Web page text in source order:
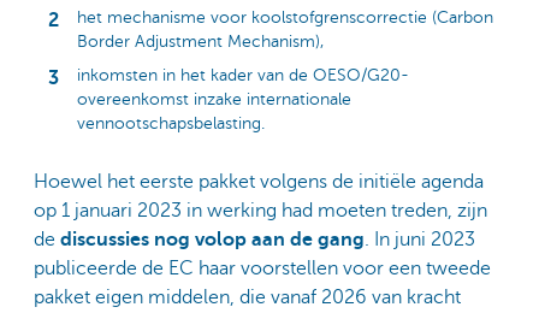
het mechanisme voor koolstofgrenscorrectie (Carbon
Border Adjustment Mechanism),
inkomsten in het kader van de OESO/G20-
overeenkomst inzake internationale
vennootschapsbelasting.
Hoewel het eerste pakket volgens de initiële agenda
op 1 januari 2023 in werking had moeten treden, zijn
de discussies nog volop aan de gang. In juni 2023
publiceerde de EC haar voorstellen voor een tweede
pakket eigen middelen, die vanaf 2026 van kracht